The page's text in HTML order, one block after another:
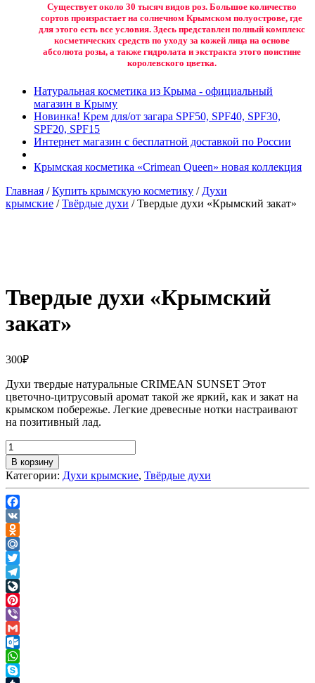
Существует около 30 тысяч видов роз. Большое количество
сортов произрастает на солнечном Крымском полуострове, где
для этого есть все условия. Здесь представлен полный комплекс
косметических средств по уходу за кожей лица на основе
абсолюта розы, а также гидролата и экстракта этого поистине
королевского цветка.
Натуральная косметика из Крыма - официальный
магазин в Крыму
Новинка! Крем для/от загара SPF50, SPF40, SPF30,
SPF20, SPF15
Интернет магазин с бесплатной доставкой по России
Крымская косметика «Crimean Queen» новая коллекция
Главная /Купить крымскую косметику / Духи
крымские /Твёрдые духи / Твердые духи «Крымский закат»
Твердые духи «Крымский
закат»
300₽
Духи твердые натуральные CRIMEAN SUNSET Этот
цветочно-цитрусовый аромат такой же яркий, как и закат на
крымском побережье. Легкие древесные нотки настраивают
на позитивный лад.
В корзину
Категории: Духи крымские, Твёрдые духи
Facebook
VK
Odnoklassniki
Mail.Ru
Twitter
Telegram
LiveJournal
Pinterest
Viber
Gmail
Outlook.com
WhatsApp